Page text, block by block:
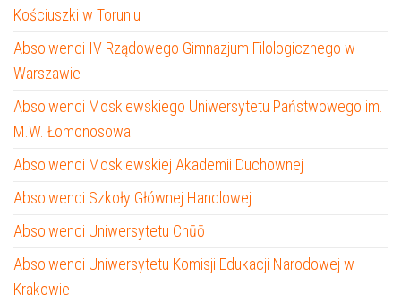
Kościuszki w Toruniu
Absolwenci IV Rządowego Gimnazjum Filologicznego w
Warszawie
Absolwenci Moskiewskiego Uniwersytetu Państwowego im.
M.W. Łomonosowa
Absolwenci Moskiewskiej Akademii Duchownej
Absolwenci Szkoły Głównej Handlowej
Absolwenci Uniwersytetu Chūō
Absolwenci Uniwersytetu Komisji Edukacji Narodowej w
Krakowie